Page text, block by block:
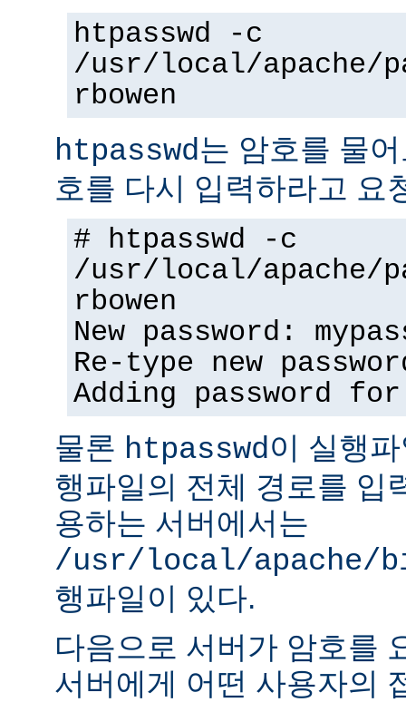
htpasswd -c
/usr/local/apache/
rbowen
htpasswd는 암호를 물
호를 다시 입력하라고 요
# htpasswd -c
/usr/local/apache/
rbowen
New password:
Re-type new
Adding password
물론 htpasswd이 실행
행파일의 전체 경로를 입
용하는 서버에서는
/usr/local/apache/
행파일이 있다.
다음으로 서버가 암호를
서버에게 어떤 사용자의